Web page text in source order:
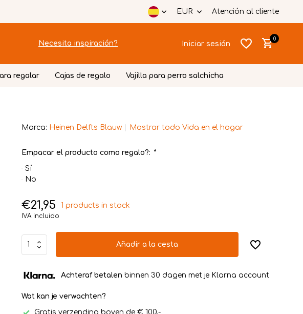
EUR Atención al cliente
Necesita inspiración? Iniciar sesión
Crear una
0
regalar Cajas de regalo Vajilla para perro salchicha
Marca: Heinen Delfts Blauw Mostrar todo Vida en el hogar
Empacar el producto como regalo?: *
Sí
No
€21,95 1 products in stock
IVA incluido
Añadir a la cesta
Achteraf betalen binnen 30 dagen met je Klarna account
Wat kan je verwachten?
Gratis verzending boven de € 100,-